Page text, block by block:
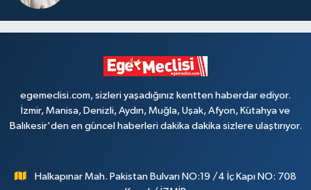
egemeclisi.com, sizleri yaşadığınız kentten haberdar ediyor.
İzmir, Manisa, Denizli, Aydın, Muğla, Uşak, Afyon, Kütahya ve
Balıkesir'den en güncel haberleri dakika dakika sizlere ulaştırıyor.
Halkapınar Mah. Pakistan Bulvarı NO:19 /4 İç Kapı NO: 708